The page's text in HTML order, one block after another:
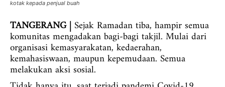
kotak kepada penjual buah
TANGERANG | Sejak Ramadan tiba, hampir semua
komunitas mengadakan bagi-bagi takjil. Mulai dari
organisasi kemasyarakatan, kedaerahan,
kemahasiswaan, maupun kepemudaan. Semua
melakukan aksi sosial.